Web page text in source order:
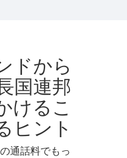
ドから
国連邦
けるこ
ヒント
通話料でもっ